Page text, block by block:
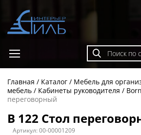
Главная Каталог Мебель для
мебель
Кабинеты руководителя Born
переговорный
B 122 Стол
Артикул:00-00001209